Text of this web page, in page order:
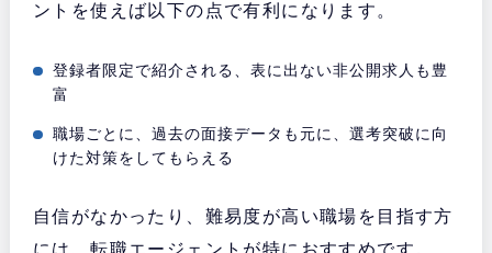
ントを使えば以下の点で有利になります。
登録者限定で紹介される、表に出ない非公開求人も豊
富
職場ごとに、過去の面接データも元に、選考突破に向
けた対策をしてもらえる
自信がなかったり、難易度が高い職場を目指す方